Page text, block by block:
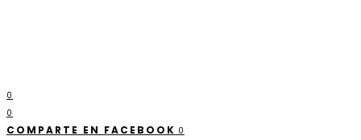
0
0
COMPARTE EN FACEBOOK 0